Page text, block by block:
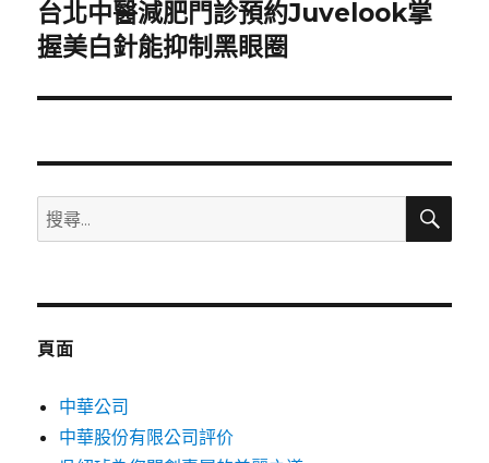
下
一
文
台北中醫減肥門診預約Juvelook掌
握美白針能抑制黑眼圈
搜
尋
鍵
搜
頁面
中華公司
中華股份有限公司評价